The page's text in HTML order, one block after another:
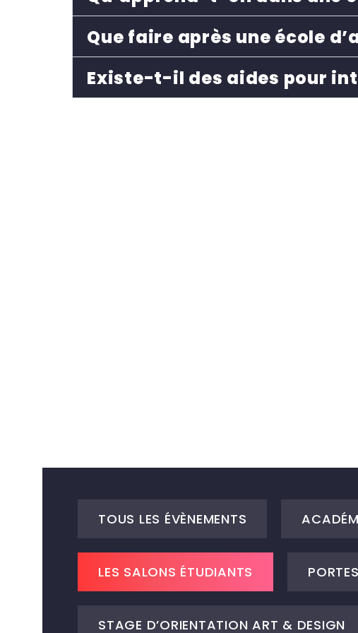
Que faire après une école
Existe-t-il des aides pour
TOUS LES ÉVÈNEMENTS
LES SALONS ÉTUDIANTS
STAGE D’ORIENTATION ART & DESIGN